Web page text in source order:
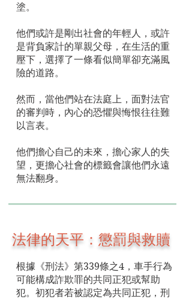
塗。
他們或許是剛出社會的年輕人，或許
是背負家計的單親父母，在生活的重
壓下，選擇了一條看似簡單卻充滿風
險的道路。
然而，當他們站在法庭上，面對法官
的審判時，內心的恐懼與悔恨往往難
以言表。
他們擔心自己的未來，擔心家人的失
望，更擔心社會的標籤會讓他們永遠
無法翻身。
法律的天平：懲罰與救贖
根據《刑法》第339條之4，車手行為
可能構成詐欺罪的共同正犯或幫助
犯。初犯者若被認定為共同正犯，刑